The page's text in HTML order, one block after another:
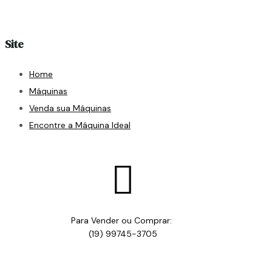
Site
Home
Máquinas
Venda sua Máquinas
Encontre a Máquina Ideal

Para Vender ou Comprar:
(19) 99745-3705